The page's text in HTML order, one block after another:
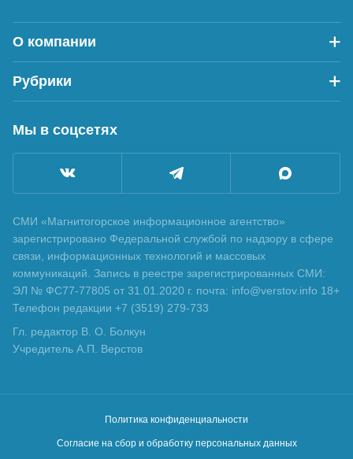
О компании
Рубрики
Мы в соцсетях
СМИ «Магнитогорское информационное агентство»
зарегистрировано Федеральной службой по надзору в сфере
связи, информационных технологий и массовых
коммуникаций. Запись в реестре зарегистрированных СМИ:
ЭЛ № ФС77-77805 от 31.01.2020 г. почта: info@verstov.info 18+
Телефон редакции +7 (3519) 279-733
Гл. редактор В. О. Болкун
Учредитель А.П. Верстов
Политика конфиденциальности
Согласие на сбор и обработку персональных данных